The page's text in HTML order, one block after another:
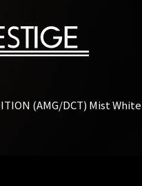
(AMG/DCT) Mist White